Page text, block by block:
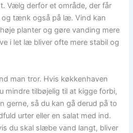
Vælg derfor et område, der får
og tænk også på læ. Vind kan
planter og gøre vanding mere
i let læ bliver ofte mere stabil og
man tror. Hvis køkkenhaven
mindre tilbøjelig til at kigge forbi,
gerne, så du kan gå derud på to
urter eller en salat med ind.
du skal slæbe vand langt, bliver